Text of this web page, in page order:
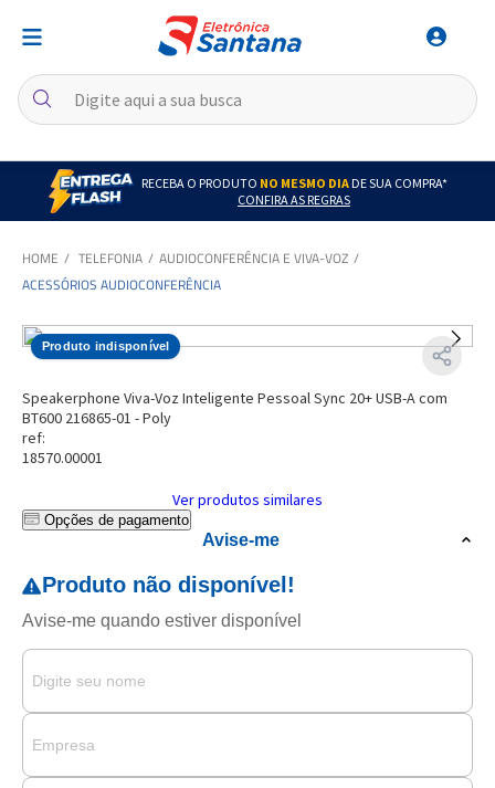
RECEBA O PRODUTO NO MESMO DIADE SUA COMPRA*
CONFIRA AS REGRAS
TELEFONIA
AUDIOCONFERÊNCIA E VIVA-VOZ
ACESSÓRIOS AUDIOCONFERÊNCIA
Produto indisponível
Speakerphone Viva-Voz Inteligente Pessoal Sync 20+ USB-A com
BT600 216865-01 - Poly
ref:
18570.00001
Ver produtos similares
Opções de pagamento
Avise-me